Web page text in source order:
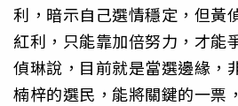
利，暗示自己選情穩定，但黃
紅利，只能靠加倍努力，才能
偵琳說，目前就是當選邊緣，
楠梓的選民，能將關鍵的一票